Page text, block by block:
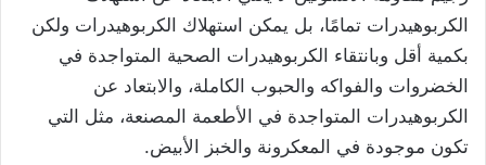
الكربوهيدرات تمامًا، بل يمكن استهلاك الكربوهيدرات ولكن
بكمية أقل وبانتقاء الكربوهيدرات الصحية المتواجدة في
الخضروات والفواكه والحبوب الكاملة، والابتعاد عن
الكربوهيدرات المتواجدة في الأطعمة المصنعة، مثل التي
تكون موجودة في المعكرونة والخبز الأبيض.